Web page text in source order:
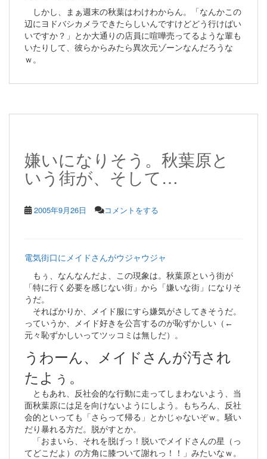
しかし、まぁ週末の秋葉はわけわからん。「なんかこの
辺にヨドバシカメラできたらしいんですけどどう行けばい
いですか？」とか大通りの店員に喧嘩売ってるような輩も
いたりして、彼らからみたら異次元ゾーンなんだろうな
ｗ。
嫌いになりそう。秋葉原と
いう街が、そして…
2005年9月26日 コメントをする
電気街口にメイドさんがウジャウジャ
もぅ、なんなんだよ、この現象は。秋葉原という街が
「特に行く必要を感じない街」から「嫌いな街」になりそ
うだ。
そればかりか、メイド服にすら嫌気がさしてきそうだ。
っていうか、メイド好きを公言するのが恥ずかしい（←
元々恥ずかしいってツッコミは無しだ）。
うわーん、メイドさんが汚され
たよぅ。
ともあれ、反社会的な行動に走ってしまわないよう、当
面秋葉原には足を向けないようにしよう。もちろん、反社
会的といっても「さらって帰る」とかじゃないぞｗ。騒い
だり暴れる方だ。脱がすとか。
「おまいら、それを脱げっ！脱いでメイドさんの星（っ
てどこだよ）の方角に膝ついて謝れっ！！」みたいなｗ。